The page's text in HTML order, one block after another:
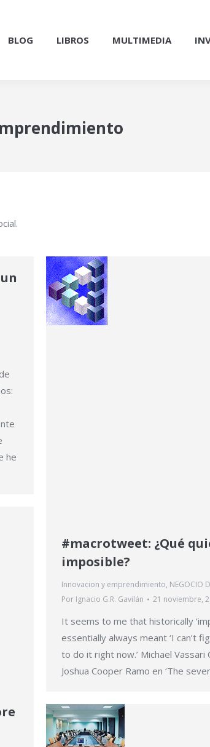
BLOG LIBROS MULTIMEDIA
he
#macrotweet: ¿Qué
imposible?
Innovacion y emprendimiento, NEGOCIO
Por Ignacio G.R. Gavilán 21 noviembre,
It seems to me that historically
essentially always meant ‘I can’t
to do it right now.’ Michael Vassari
Joshua Cooper Ramo en ‘The